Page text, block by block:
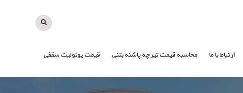
ارتباط با ما محاسبه قیمت تیرچه پاشنه بتنی قیمت یونولیت سقفی